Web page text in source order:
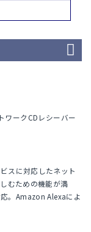
ークCDレシーバー
スに対応したネット
むための機能が満
。Amazon Alexaによ